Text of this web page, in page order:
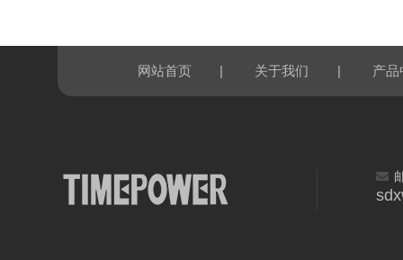
网站首页 | 关于我们 | 产品